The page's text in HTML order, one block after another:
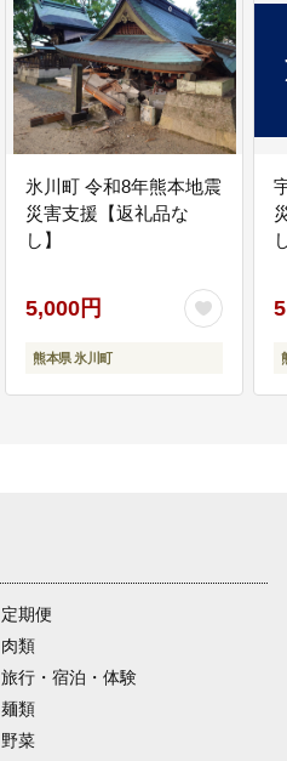
氷川町 令和8年熊本地震
災害支援【返礼品な
し】
5,000円
熊本県 氷川町
定期便
肉類
旅行・宿泊・体験
麺類
野菜